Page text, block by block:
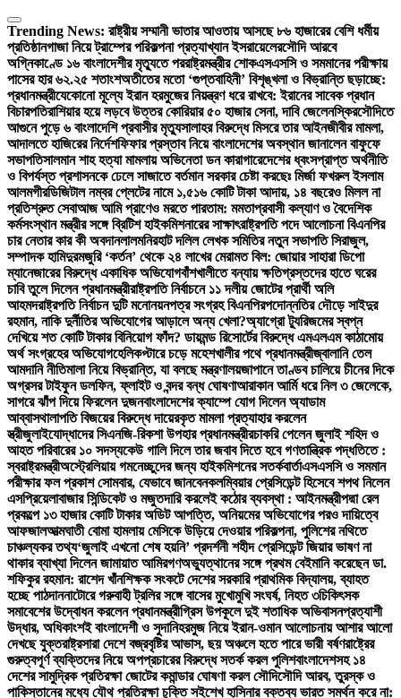
Skip
to
content
Trending News: রাষ্ট্রীয় সম্মানী ভাতার আওতায় আসছে ৮৬ হাজারের বেশি ধর্মীয়
প্রতিষ্ঠানগাজা নিয়ে ট্রাম্পের পরিকল্পনা প্রত্যাখ্যান ইসরায়েলেরসৌদি আরবে
অগ্নিকাণ্ডে ১৬ বাংলাদেশীর মৃত্যুতে পররাষ্ট্রমন্ত্রীর শোকএসএসসি ও সমমানের পরীক্ষায়
পাসের হার ৬২.২৫ শতাংশঅতীতের মতো ‘গুপ্তবাহিনী’ বিশৃঙ্খলা ও বিভ্রান্তি ছড়াচ্ছে:
প্রধানমন্ত্রীযেকোনো মূল্যে ইরান হরমুজের নিয়ন্ত্রণ ধরে রাখবে: ইরানের সাবেক প্রধান
বিচারপতিরাশিয়ার হয়ে লড়বে উত্তর কোরিয়ার ৫০ হাজার সেনা, দাবি জেলেনস্কিরসৌদিতে
আগুনে পুড়ে ৬ বাংলাদেশি প্রবাসীর মৃত্যুসালাহর বিরুদ্ধে মিসরে তার আইনজীবীর মামলা,
আদালতে হাজিরের নির্দেশফিফার প্রস্তাব নিয়ে বাংলাদেশের অবস্থান জানালেন বাফুফে
সভাপতিসালমান শাহ হত্যা মামলায় অভিনেতা ডন কারাগারেদেশের ধ্বংসপ্রাপ্ত অর্থনীতি
ও বিপর্যস্ত প্রশাসনকে ঢেলে সাজাতে বর্তমান সরকার চেষ্টা করছেঃ মির্জা ফখরুল ইসলাম
আলমগীরডিজিটাল নম্বর প্লেটের নামে ১,৫১৬ কোটি টাকা আদায়, ১৪ বছরেও মিলল না
প্রতিশ্রুত সেবাআজ আমি প্রাণেও মরতে পারতাম: মমতাপ্রবাসী কল্যাণ ও বৈদেশিক
কর্মসংস্থান মন্ত্রীর সঙ্গে ব্রিটিশ হাইকমিশনারের সাক্ষাৎরাষ্ট্রপতি পদে আলোচনা বিএনপির
চার নেতার কার কী অবদানলালমনিরহাট দলিল লেখক সমিতির নতুন সভাপতি সিরাজুল,
সম্পাদক হামিদুরমজুরি ‘কর্তন’ থেকে ২৪ লাখের মেরামত বিল: জোয়ার সাহারা ডিপো
ম্যানেজারের বিরুদ্ধে একাধিক অভিযোগবাঁশখালীতে বন্যায় ক্ষতিগ্রস্তদের হাতে ঘরের
চাবি তুলে দিলেন প্রধানমন্ত্রীরাষ্ট্রপতি নির্বাচনে ১১ দলীয় জোটের প্রার্থী অলি
আহমদরাষ্ট্রপতি নির্বাচন দুটি মনোনয়নপত্র সংগ্রহ বিএনপিরপদোন্নতির দৌড়ে সাইদুর
রহমান, নাকি দুর্নীতির অভিযোগের আড়ালে অন্য খেলা?অ্যাগ্রো ট্যুরিজমের স্বপ্ন
দেখিয়ে শত কোটি টাকার বিনিয়োগ ফাঁদ? ডায়মন্ড রিসোর্টের বিরুদ্ধে এমএলএম কাঠামোয়
অর্থ সংগ্রহের অভিযোগহেলিকপ্টারে চড়ে মহেশখালীর পথে প্রধানমন্ত্রীজ্বালানি তেল
আমদানি নীতিমালা নিয়ে বিভ্রান্তি, যা বলছে মন্ত্রণালয়জাপানে তাণ্ডব চালিয়ে চীনের দিকে
অগ্রসর টাইফুন ডলফিন, ফ্লাইট ও বন্দর বন্ধ ঘোষণাআরাকান আর্মি ধরে নিল ৩ জেলেকে,
সাগরে ঝাঁপ দিয়ে ফিরলেন দুজনবাংলাদেশের ক্যাম্পে যোগ দিলেন অ্যাডাম
আব্বাসথালাপতি বিজয়ের বিরুদ্ধে দায়েরকৃত মামলা প্রত্যাহার করলেন
স্ত্রীজুলাইযোদ্ধাদের সিএনজি-রিকশা উপহার প্রধানমন্ত্রীরচাকরি পেলেন জুলাই শহিদ ও
আহত পরিবারের ১০ সদস্যকেউ গালি দিলে তার জবাব দিতে হবে গণতান্ত্রিক পদ্ধতিতে :
স্বরাষ্ট্রমন্ত্রীঅস্ট্রেলিয়ায় গমনেচ্ছুদের জন্য হাইকমিশনের সতর্কবার্তাএসএসসি ও সমমান
পরীক্ষার ফল প্রকাশ সোমবার, যেভাবে জানবেনকলম্বিয়ার প্রেসিডেন্ট হিসেবে শপথ নিলেন
এসপ্রিয়েলাবাজার সিন্ডিকেট ও মজুতদারি করলেই কঠোর ব্যবস্থা : আইনমন্ত্রীপদ্মা রেল
প্রকল্পে ১৩ হাজার কোটি টাকার অডিট আপত্তি, অনিয়মের অভিযোগের পরও দায়িত্বে
আফজালআত্মঘাতী বোমা হামলায় মেসিকে উড়িয়ে দেওয়ার পরিকল্পনা, পুলিশের নথিতে
চাঞ্চল্যকর তথ্য‘জুলাই এখনো শেষ হয়নি’ প্রদর্শনী শহীদ প্রেসিডেন্ট জিয়ার ভাষণ না
থাকার ব্যাখ্যা দিলেন জামায়াত আমিরগণঅভ্যুত্থানের সঙ্গে প্রথম বেইমানি করেছেন ডা.
শফিকুর রহমান: রাশেদ খাঁনশিক্ষক সংকটে দেশের সরকারি প্রাথমিক বিদ্যালয়, ব্যাহত
হচ্ছে পাঠদাননাটোরে গরুবাহী ট্রলির সঙ্গে বাসের মুখোমুখি সংঘর্ষ, নিহত ৩চিকিৎসক
সমাবেশের উদ্বোধন করলেন প্রধানমন্ত্রীগ্রিস উপকূলে দুই শতাধিক অভিবাসনপ্রত্যাশী
উদ্ধার, অধিকাংশই বাংলাদেশী ও সুদানিহরমুজ নিয়ে ইরান-ওমান আলোচনায় আশার আলো
দেখছে যুক্তরাষ্ট্রসারা দেশে বজ্রবৃষ্টির আভাস, ছয় অঞ্চলে হতে পারে ভারী বর্ষণরাষ্ট্রের
গুরুত্বপূর্ণ ব্যক্তিদের নিয়ে অপপ্রচারের বিরুদ্ধে সতর্ক করল পুলিশবাংলাদেশসহ ১৪
দেশের সামুদ্রিক প্রতিরক্ষা জোটের কমান্ডার ঘোষণা করল সৌদিসৌদি আরব, তুরস্ক ও
পাকিস্তানের মধ্যে যৌথ প্রতিরক্ষা চুক্তি সইশেখ হাসিনার বক্তব্য ভারত সমর্থন করে না: